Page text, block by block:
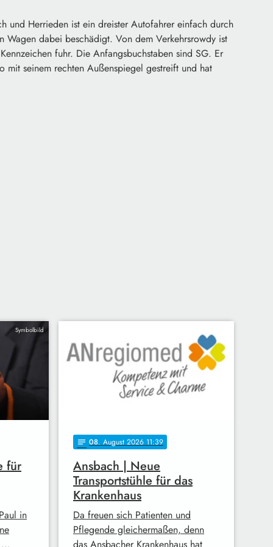
und Herrieden ist ein dreister Autofahrer einfach durch
Wagen dabei beschädigt. Von dem Verkehrsrowdy ist
fuhr. Die Anfangsbuchstaben sind SG. Er
mit seinem rechten Außenspiegel gestreift und hat
Symbolbild
für
in
notes 08. August 2026 11:39
Ansbach | Neue
Transportstühle für das
Krankenhaus
Da freuen sich Patienten und
Pflegende gleichermaßen, denn